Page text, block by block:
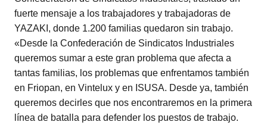
fuerte mensaje a los trabajadores y trabajadoras de
YAZAKI, donde 1.200 familias quedaron sin trabajo.
«Desde la Confederación de Sindicatos Industriales
queremos sumar a este gran problema que afecta a
tantas familias, los problemas que enfrentamos también
en Friopan, en Vintelux y en ISUSA. Desde ya, también
queremos decirles que nos encontraremos en la primera
línea de batalla para defender los puestos de trabajo.